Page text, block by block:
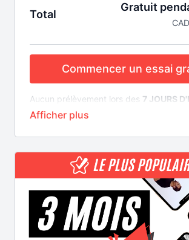
Total
Gratuit
Commencer un essai
Aucun prélèvement lors des 7 JOURS
GRATUIT
Annulation en tout temps sans frais
Accès illimité 24/7
25+ types de cours différents
15+ entraineurs certifiés et
Durée des entrainements entre 20
AUCUN CONTRAT À LONG TERME -
se renouvelle automatiquement à
Annulez n'importe quand sans frais en